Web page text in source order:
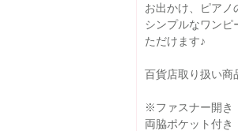
お出かけ、ピアノ
シンプルなワンピ
ただけます♪
百貨店取り扱い商
※ファスナー開き
両脇ポケット付き